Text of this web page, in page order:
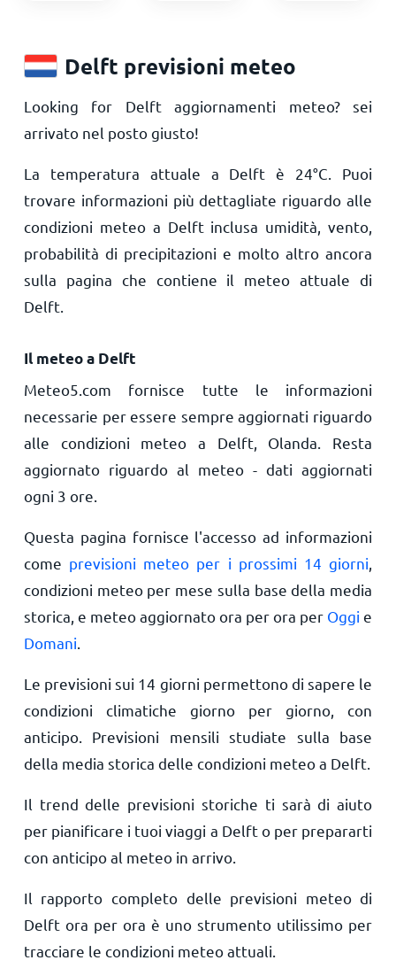
Delft previsioni meteo
Looking for Delft aggiornamenti meteo? sei
arrivato nel posto giusto!
La temperatura attuale a Delft è 24°C . Puoi
trovare informazioni più dettagliate riguardo alle
condizioni meteo a Delft inclusa umidità, vento,
probabilità di precipitazioni e molto altro ancora
sulla pagina che contiene il meteo attuale di
Delft.
Il meteo a Delft
Meteo5.com fornisce tutte le informazioni
necessarie per essere sempre aggiornati riguardo
alle condizioni meteo a Delft, Olanda. Resta
aggiornato riguardo al meteo - dati aggiornati
ogni 3 ore.
Questa pagina fornisce l'accesso ad informazioni
come previsioni meteo per i prossimi 14 giorni
condizioni meteo per mese sulla base della media
storica, e meteo aggiornato ora per ora per Oggi e
Domani
Le previsioni sui 14 giorni permettono di sapere le
condizioni climatiche giorno per giorno, con
anticipo. Previsioni mensili studiate sulla base
della media storica delle condizioni meteo a Delft.
Il trend delle previsioni storiche ti sarà di aiuto
per pianificare i tuoi viaggi a Delft o per prepararti
con anticipo al meteo in arrivo.
Il rapporto completo delle previsioni meteo di
Delft ora per ora è uno strumento utilissimo per
tracciare le condizioni meteo attuali.